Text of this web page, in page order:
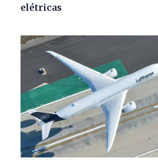
elétricas